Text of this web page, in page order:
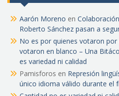
Aarón Moreno en
Roberto Sánchez pasan a
No es por quienes votaron
votaron en blanco – Una
es variedad ni calidad
Pamisforos en Represión
único idioma válido durante el